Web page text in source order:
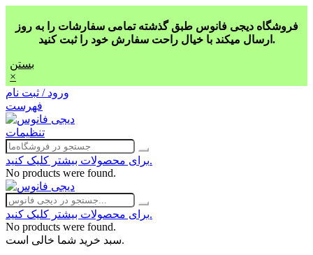
فروشگاه دیجی فانوس طبق گذشته تمامی سفارشات را به روز
ارسال میکند با خیال راحت سفارش خود را ثبت کنید.
بستن
×
ورود / ثبت نام
فهرست
تنظیمات
برای محصولات بیشتر کلیک کنید.
No products were found.
برای محصولات بیشتر کلیک کنید.
No products were found.
سبد خرید شما خالی است.